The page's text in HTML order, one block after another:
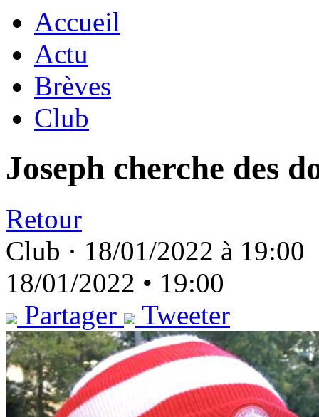
Accueil
Actu
Brèves
Club
Joseph cherche des
Retour
Club · 18/01/2022 à 19:00
18/01/2022 • 19:00
Partager
Tweeter